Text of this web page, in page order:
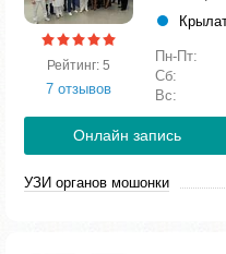
Рейтинг: 5
7 отзывов
Пн-Пт:
Сб:
Вс:
Онлайн запись
УЗИ органов мошонки